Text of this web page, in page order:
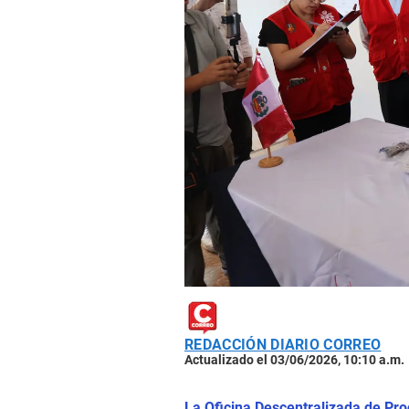
REDACCIÓN DIARIO CORREO
Actualizado el 03/06/2026, 10:10 a.m.